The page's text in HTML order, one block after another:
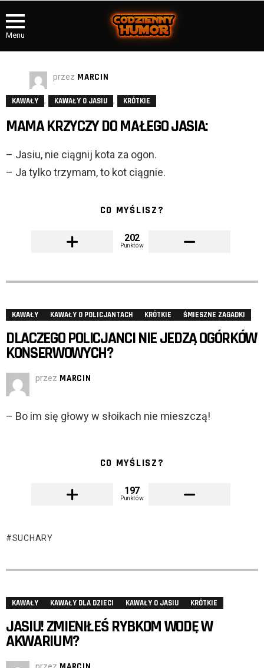
Menu
przez MARCIN
KAWAŁY , KAWAŁY O JASIU , KRÓTKIE
MAMA KRZYCZY DO MAŁEGO JASIA:
– Jasiu, nie ciągnij kota za ogon.
– Ja tylko trzymam, to kot ciągnie.
CO MYŚLISZ?
202
Punktów
KAWAŁY KAWAŁY O POLICJANTACH KRÓTKIE ŚMIESZNE ZAGADKI
DLACZEGO POLICJANCI NIE JEDZĄ OGÓRKÓW
KONSERWOWYCH?
przez MARCIN
– Bo im się głowy w słoikach nie mieszczą!
CO MYŚLISZ?
197
Punktów
SUCHARY
KAWAŁY KAWAŁY DLA DZIECI KAWAŁY O JASIU KRÓTKIE
JASIU! ZMIENIŁEŚ RYBKOM WODĘ W
AKWARIUM?